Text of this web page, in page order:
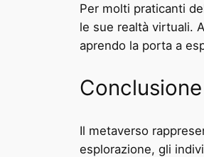
Per molti praticanti
le sue realtà virtuali.
aprendo la porta a
Conclusione
Il metaverso
esplorazione, gli